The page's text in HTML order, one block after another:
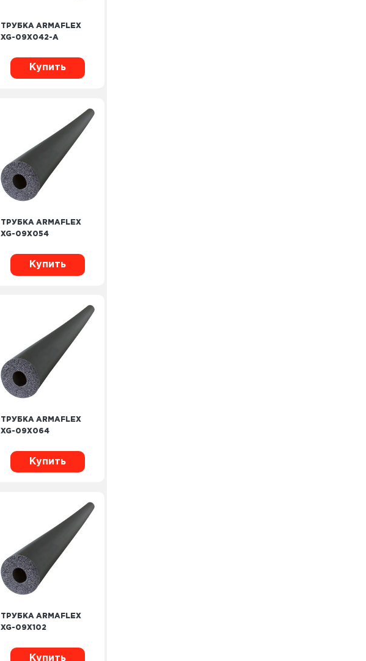
ТРУБКА ARMAFLEX
XG-09X042-A
Купить
ТРУБКА ARMAFLEX
XG-09X054
Купить
ТРУБКА ARMAFLEX
XG-09X064
Купить
ТРУБКА ARMAFLEX
XG-09X102
Купить